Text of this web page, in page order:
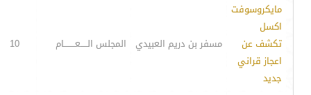
مايكروسوفت
اكسل
تكشف عن
اعجاز قراني
جديد
مسفر بن دريم العبيدي المجلس الـــــعــــــــام 10